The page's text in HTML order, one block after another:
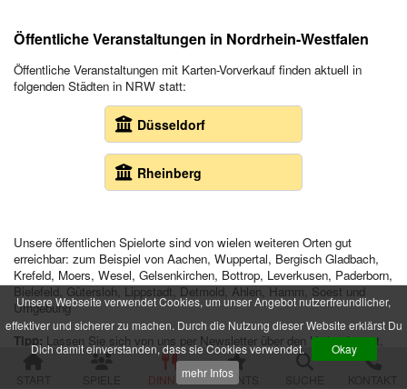
Unsere Webseite verwendet Cookies, um unser Angebot nutzerfreundlicher,
effektiver und sicherer zu machen. Durch die Nutzung dieser Website erklärst Du
Dich damit einverstanden, dass sie Cookies verwendet.
Okay
mehr Infos
START SPIELE DINNER EVENTS SUCHE KONTAKT
Spielorte und Tatzeiten
Chemnitz
Dresden
Zwickau
Niedersachsen
Braunschweig
Goslar
Hannover
Jork (bei Hamburg)
Rinteln
Öffentliche Veranstaltungen in Nordrhein-Westfalen
Öffentliche Veranstaltungen mit Karten-Vorverkauf finden aktuell in
folgenden Städten in NRW statt:
Düsseldorf
Rheinberg
Unsere öffentlichen Spielorte sind von wielen weiteren Orten gut
erreichbar: zum Beispiel von Aachen, Wuppertal, Bergisch Gladbach,
Krefeld, Moers, Wesel, Gelsenkirchen, Bottrop, Leverkusen, Paderborn,
Bielefeld, Gütersloh, Lippstadt, Detmold, Ahlen, Hamm, Soest und
Umgebung
Tipp: Lassen Sie sich von uns per Newsletter über den Verkaufsstart,
neue Stücke und neue Spielorte informieren. Jetzt Newsletter
abonnieren.